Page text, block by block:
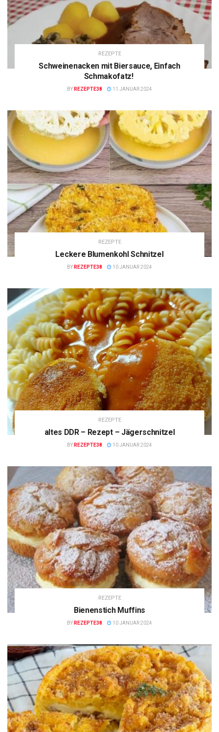
REZEPTE
Schweinenacken mit Biersauce, Einfach
Schmakofatz!
BY REZEPTE38 11 JANUAR 2024
REZEPTE
Leckere Blumenkohl Schnitzel
BY REZEPTE38 10 JANUAR 2024
REZEPTE
altes DDR – Rezept – Jägerschnitzel
BY REZEPTE38 10 JANUAR 2024
REZEPTE
Bienenstich Muffins
BY REZEPTE38 10 JANUAR 2024